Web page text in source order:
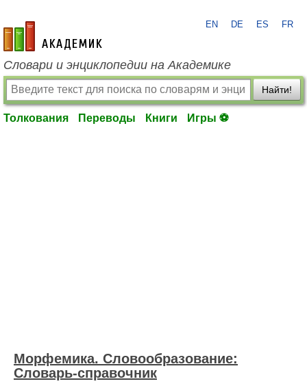
academic.ru
EN DE ES FR
Словари и энциклопедии на Академике
Найти!
Толкования Переводы Книги Игры ⚽
Морфемика. Словообразование:
Словарь-справочник